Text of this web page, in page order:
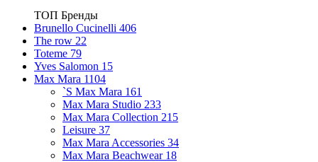
ТОП Бренды
Brunello Cucinelli 406
The row 22
Toteme 79
Yves Salomon 15
Max Mara 1104
`S Max Mara 161
Max Mara Studio 233
Max Mara Collection 215
Leisure 37
Max Mara Accessories 34
Max Mara Beachwear 18